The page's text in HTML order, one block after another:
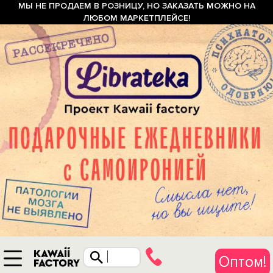
МЫ НЕ ПРОДАЕМ В РОЗНИЦУ, НО ЗАКАЗАТЬ МОЖНО НА
ЛЮБОМ МАРКЕТПЛЕЙСЕ!
Оптом!